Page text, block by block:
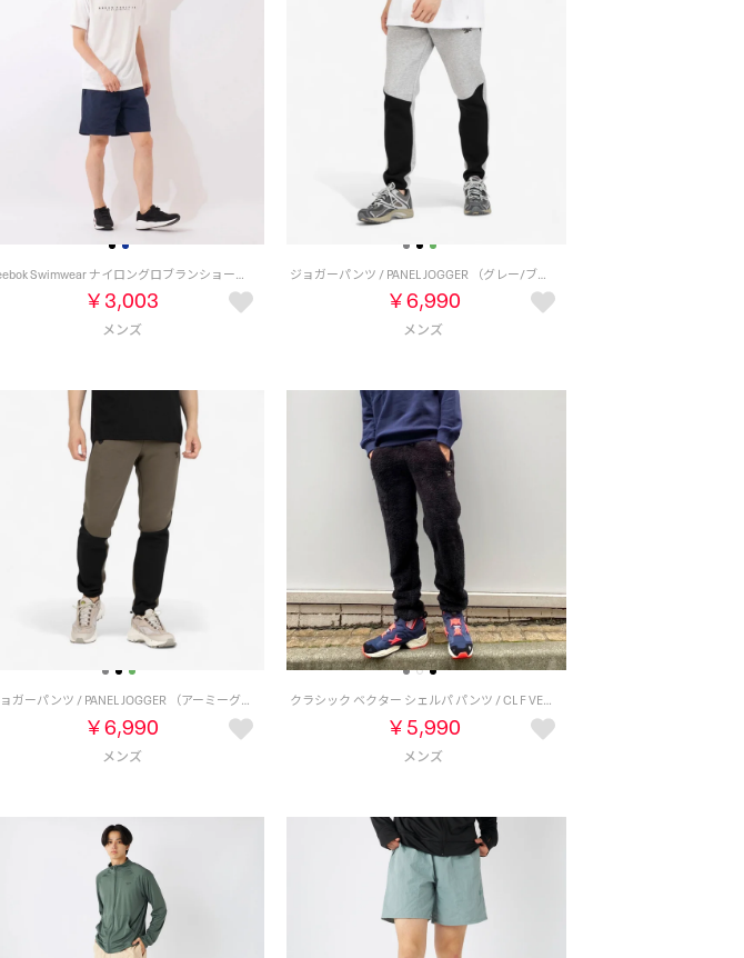
Reebok Swimwear ナイロングロブランショーツ （ネイビー）
￥3,003
ジョガーパンツ / PANEL JOGGER （グレー/ブラック）
￥6,990
ジョガーパンツ / PANEL JOGGER （アーミーグリーン/ブラック）
￥6,990
クラシック ベクター シェルパ パンツ / CL F VECTOR SHERPA PANT （ブラック）
￥5,990